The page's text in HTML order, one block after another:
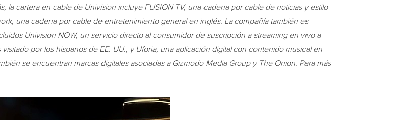
la cartera en cable de Univision incluye FUSION TV, una cadena por cable de noticias y estilo
una cadena por cable de entretenimiento general en inglés. La compañía también es
Univision NOW, un servicio directo al consumidor de suscripción a streaming en vivo a
visitado por los hispanos de EE. UU., y Uforia, una aplicación digital con contenido musical en
se encuentran marcas digitales asociadas a Gizmodo Media Group y The Onion. Para más